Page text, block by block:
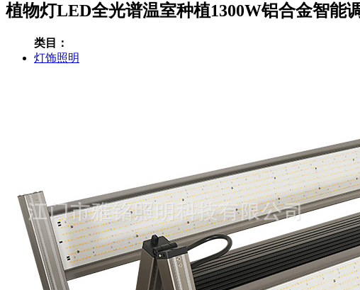
植物灯LED全光谱温室种植1300W铝合金智能
类目：
灯饰照明